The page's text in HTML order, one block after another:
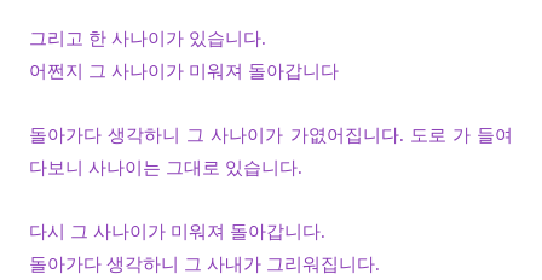
그리고 한 사나이가 있습니다.
어쩐지 그 사나이가 미워져 돌아갑니다
돌아가다 생각하니 그 사나이가 가엾어집니다. 도로 가 들여
다보니 사나이는 그대로 있습니다.
다시 그 사나이가 미워져 돌아갑니다.
돌아가다 생각하니 그 사내가 그리워집니다.